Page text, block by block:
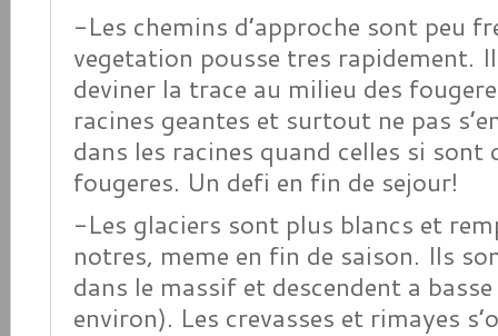
-Les chemins d’approche sont peu
vegetation pousse tres rapidement.
deviner la trace au milieu des
racines geantes et surtout ne pas
dans les racines quand celles si sont
fougeres. Un defi en fin de sejour!
-Les glaciers sont plus blancs et
notres, meme en fin de saison. Ils
dans le massif et descendent a
environ). Les crevasses et rimayes